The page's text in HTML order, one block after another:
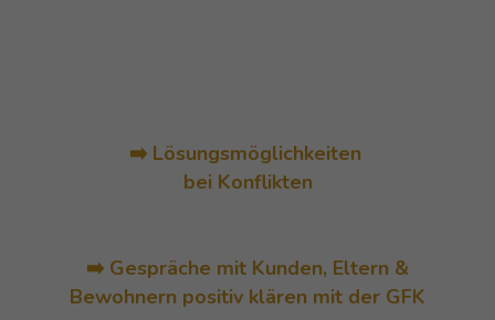
➡️ Lösungsmöglichkeiten
bei Konflikten
➡️ Gespräche mit Kunden, Eltern &
Bewohnern positiv klären mit der GFK